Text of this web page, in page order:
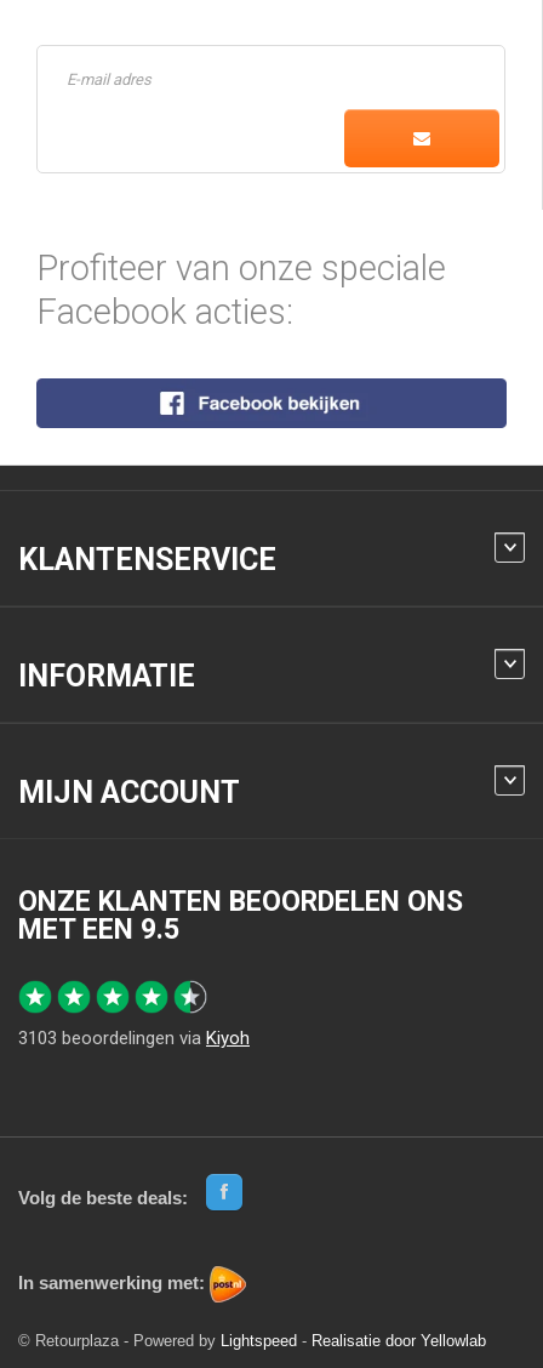
Profiteer van onze speciale
Facebook acties:
KLANTENSERVICE
INFORMATIE
MIJN ACCOUNT
ONZE KLANTEN BEOORDELEN ONS
MET EEN 9.5
3103 beoordelingen via Kiyoh
Volg de beste deals:
In samenwerking met:
© Retourplaza - Powered by Lightspeed - Realisatie door Yellowlab